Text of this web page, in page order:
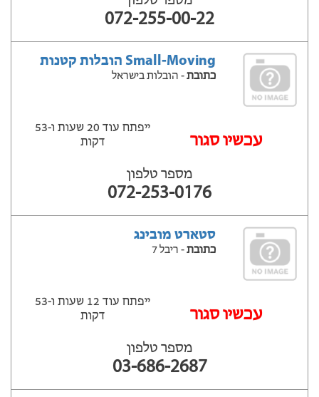
072-255-00-22
Small-Moving הובלות קטנות
כתובת- הובלות בישראל
עכשיו סגור
ייפתח עוד 20 שעות ‫ו-53
דקות
מספר טלפון
072-253-0176
סטארט מובינג
כתובת- ריבל 7
עכשיו סגור
ייפתח עוד 12 שעות ‫ו-53
דקות
מספר טלפון
03-686-2687